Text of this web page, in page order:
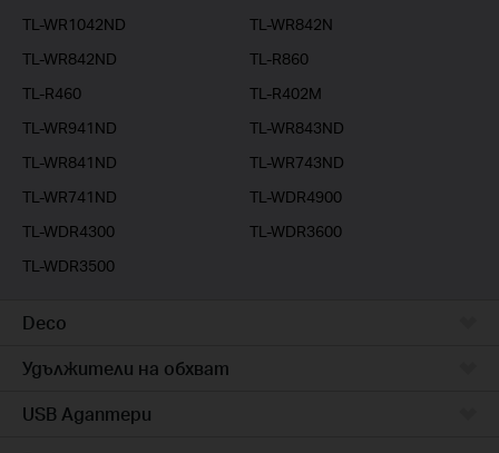
TL-WR1042ND
TL-WR842N
TL-WR842ND
TL-R860
TL-R460
TL-R402M
TL-WR941ND
TL-WR843ND
TL-WR841ND
TL-WR743ND
TL-WR741ND
TL-WDR4900
TL-WDR4300
TL-WDR3600
TL-WDR3500
Deco
Удължители на обхват
USB Адаптери